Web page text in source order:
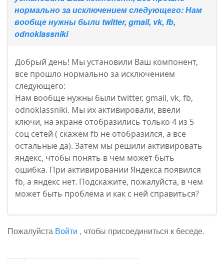
нормально за исключением следующего: Нам
вообще нужны были twitter, gmail, vk, fb,
odnoklassniki
Добрый день! Мы установили Ваш компонент,
все прошло нормально за исключением
следующего:
Нам вообще нужны были twitter, gmail, vk, fb,
odnoklassniki. Мы их активировали, ввели
ключи, на экране отобразились только 4 из 5
соц сетей ( скажем fb не отобразился, а все
остальные да). Затем мы решили активировать
яндекс, чтобы понять в чем может быть
ошибка. При активировании Яндекса появился
fb, а яндекс нет. Подскажите, пожалуйста, в чем
может быть проблема и как с ней справиться?
Пожалуйста Войти , чтобы присоединиться к беседе.